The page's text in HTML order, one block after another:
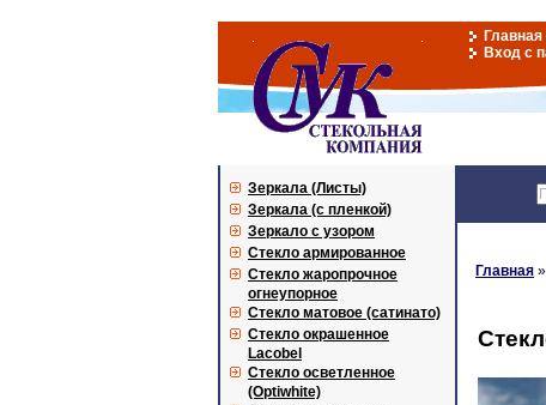
Вход с
Зеркала (Листы)
Зеркала (с пленкой)
Зеркало с узором
Стекло армированное
Стекло жаропрочное
огнеупорное
Стекло матовое (сатинато)
Стекло окрашенное
Lacobel
Стекло осветленное
(Optiwhite)
Главная »